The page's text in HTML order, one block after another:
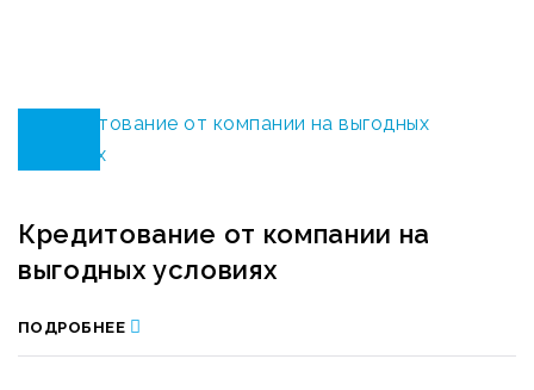
ЯНВ
Кредитование от компании на
выгодных условиях
ПОДРОБНЕЕ